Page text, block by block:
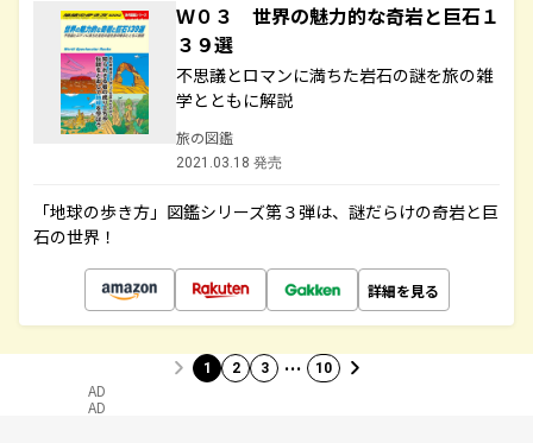
Ｗ０３ 世界の魅力的な奇岩と巨石１
３９選
不思議とロマンに満ちた岩石の謎を旅の雑
学とともに解説
旅の図鑑
2021.03.18 発売
「地球の歩き方」図鑑シリーズ第３弾は、謎だらけの奇岩と巨
石の世界！
詳細を見る
1 2 3 … 10
AD
AD